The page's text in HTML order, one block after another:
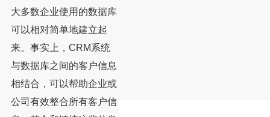
大多数企业使用的数据库
可以相对简单地建立起
来。事实上，CRM系统
与数据库之间的客户信息
相结合，可以帮助企业或
公司有效整合所有客户信